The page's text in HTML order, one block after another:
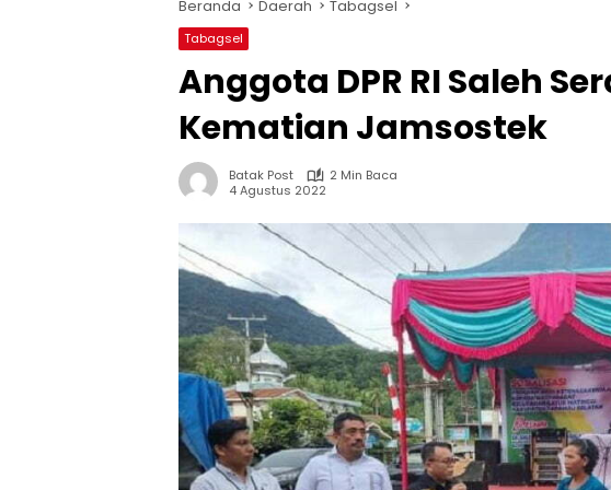
Beranda Daerah Tabagsel
Tabagsel
Anggota DPR RI Saleh
Kematian Jamsostek
Batak Post
2 Min Baca
4 Agustus 2022